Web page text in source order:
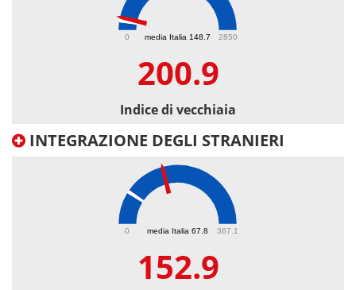
media Italia 148.7
0 2850
200.9
Indice di vecchiaia
INTEGRAZIONE DEGLI STRANIERI
media Italia 67.8
0 367.1
152.9